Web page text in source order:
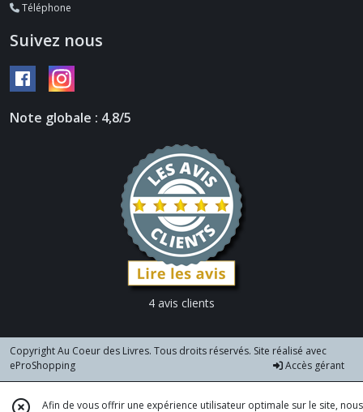
Téléphone
Suivez nous
Note globale : 4,8/5
4 avis clients
Copyright Au Coeur des Livres. Tous droits réservés. Site réalisé avec
eProShopping
Accès gérant
Afin de vous offrir une expérience utilisateur optimale sur le site, nous